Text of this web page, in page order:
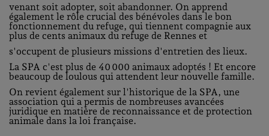
venant soit adopter, soit abandonner. On apprend
également le rôle crucial des bénévoles dans le bon
fonctionnement du refuge, qui tiennent compagnie aux
plus de cents animaux du refuge de Rennes et
s'occupent de plusieurs missions d'entretien des lieux.
La SPA c'est plus de 40 000 animaux adoptés ! Et encore
beaucoup de loulous qui attendent leur nouvelle famille.
On revient également sur l'historique de la SPA, une
association qui a permis de nombreuses avancées
juridique en matière de reconnaissance et de protection
animale dans la loi française.